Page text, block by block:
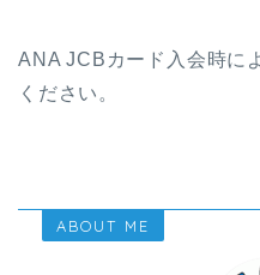
ANA JCBカード入会時に
ください。
ABOUT ME